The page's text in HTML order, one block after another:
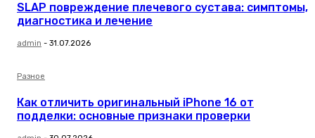
SLAP повреждение плечевого сустава: симптомы,
диагностика и лечение
admin - 31.07.2026
Разное
Как отличить оригинальный iPhone 16 от
подделки: основные признаки проверки